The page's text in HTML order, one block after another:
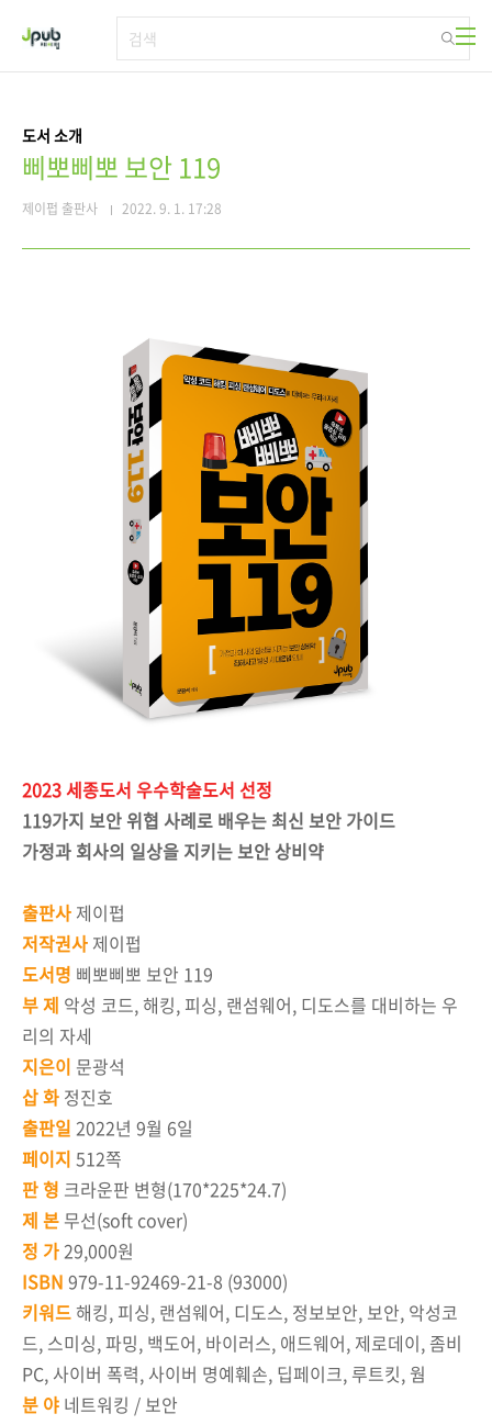
도서 소개
삐뽀삐뽀 보안 119
제이펍 출판사 2022. 9. 1. 17:28
2023 세종도서 우수학술도서 선정
119가지 보안 위협 사례로 배우는 최신 보안 가이드
가정과 회사의 일상을 지키는 보안 상비약
출판사 제이펍
저작권사 제이펍
도서명 삐뽀삐뽀 보안 119
부 제 악성 코드, 해킹, 피싱, 랜섬웨어, 디도스를 대비하는 우
리의 자세
지은이 문광석
삽 화 정진호
출판일 2022년 9월 6일
페이지 512쪽
판 형 크라운판 변형(170*225*24.7)
제 본 무선(soft cover)
정 가29,000원
ISBN 979-11-92469-21-8 (93000)
키워드해킹, 피싱, 랜섬웨어, 디도스, 정보보안, 보안, 악성코
드, 스미싱, 파밍, 백도어, 바이러스, 애드웨어, 제로데이, 좀비
PC, 사이버 폭력, 사이버 명예훼손, 딥페이크, 루트킷, 웜
분 야 네트워킹 / 보안